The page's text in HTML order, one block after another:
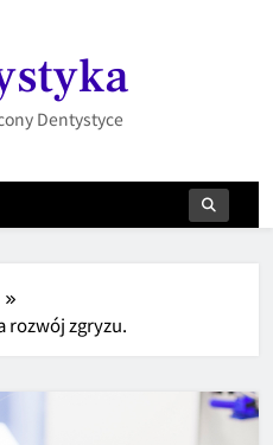
Dentystyce
rozwój zgryzu.